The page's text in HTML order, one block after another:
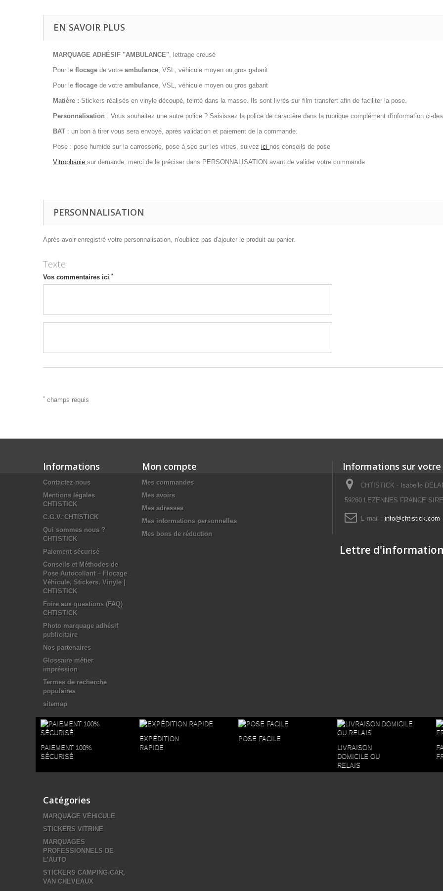
EN SAVOIR PLUS
MARQUAGE ADHÉSIF "AMBULANCE", lettrage creusé
Pour le flocage de votre ambulance, VSL, véhicule moyen ou gros gabarit
Pour le flocage de votre ambulance, VSL, véhicule moyen ou gros gabarit
Matière : Stickers réalisés en vinyle découpé, teinté dans la masse. Ils sont livrés sur film transfert afin de faciliter la pose.
Personnalisation : Vous souhaitez une autre police ? Saisissez la police de caractère dans la rubrique complément d'information ci-
BAT : un bon à tirer vous sera envoyé, après validation et paiement de la commande.
Pose : pose humide sur la carrosserie, pose à sec sur les vitres, suivez ici nos conseils de pose
Vitrophanie sur demande, merci de le préciser dans PERSONNALISATION avant de valider votre commande
PERSONNALISATION
Après avoir enregistré votre personnalisation, n'oubliez pas d'ajouter le produit au panier.
Texte
Vos commentaires ici *
* champs requis
Informations
Contactez-nous
Mentions légales
CHTISTICK
C.G.V. CHTISTICK
Qui sommes nous ?
CHTISTICK
Paiement sécurisé
Conseils et Méthodes de
Pose Autocollant – Flocage
Véhicule, Stickers, Vinyle |
CHTISTICK
Foire aux questions (FAQ)
CHTISTICK
Photo marquage adhésif
publicitaire
Nos partenaires
Glossaire métier
impréssion
Termes de recherche
populaires
sitemap
Mon compte
Mes commandes
Mes avoirs
Mes adresses
Mes informations personnelles
Mes bons de réduction
Informations sur
CHTISTICK - Isabelle
59260 LEZENNES FRANCE
E-mail : info@chtistick.com
Lettre
PAIEMENT 100%
SÉCURISÉ
EXPÉDITION
RAPIDE
POSE FACILE
LIVRAISON
DOMICILE OU
RELAIS
Catégories
MARQUAGE VÉHICULE
STICKERS VITRINE
MARQUAGES
PROFESSIONNELS DE
L’AUTO
STICKERS CAMPING-CAR,
VAN CHEVEAUX